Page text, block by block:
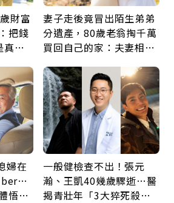
財富
把錢
真正
妻子走後竟冒出陌生弟弟
分遺產，80歲老翁掏千萬
買回自己的家：夫妻相守
婦在
悟：
一般健檢查不出！張元
瀚、王凱40幾歲驟逝…醫
揭青壯年「3大猝死殺